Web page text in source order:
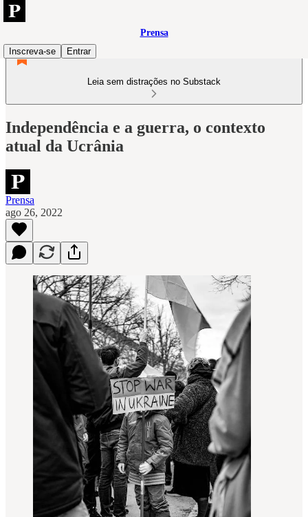
Prensa
Inscreva-se
Entrar
Leia sem distrações no Substack
Independência e a guerra, o contexto
atual da Ucrânia
Prensa
ago 26, 2022